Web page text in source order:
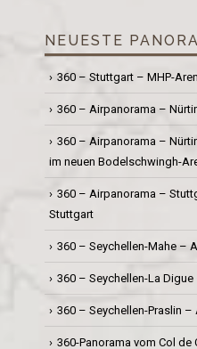
NEUESTE
360 – Stuttgart – MHP-
360 – Airpanorama –
360 – Airpanorama –
im neuen Bodelschwingh-
360 – Airpanorama –
Stuttgart
360 – Seychellen-Mahe –
360 – Seychellen-La
360 – Seychellen-Praslin –
360-Panorama vom Col